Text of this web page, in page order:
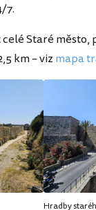
7.
Staré město,
km – vizmapa
Hradby